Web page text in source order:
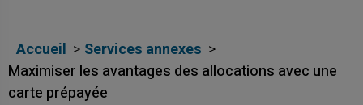
Accueil
Services annexes
Maximiser les avantages des allocations avec une
carte prépayée